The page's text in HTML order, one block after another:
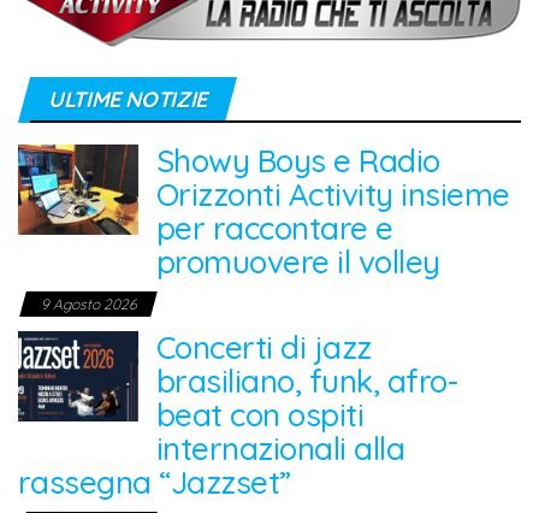
ULTIME NOTIZIE
Showy Boys e Radio
Orizzonti Activity insieme
per raccontare e
promuovere il volley
9 Agosto 2026
Concerti di jazz
brasiliano, funk, afro-
beat con ospiti
internazionali alla
rassegna “Jazzset”